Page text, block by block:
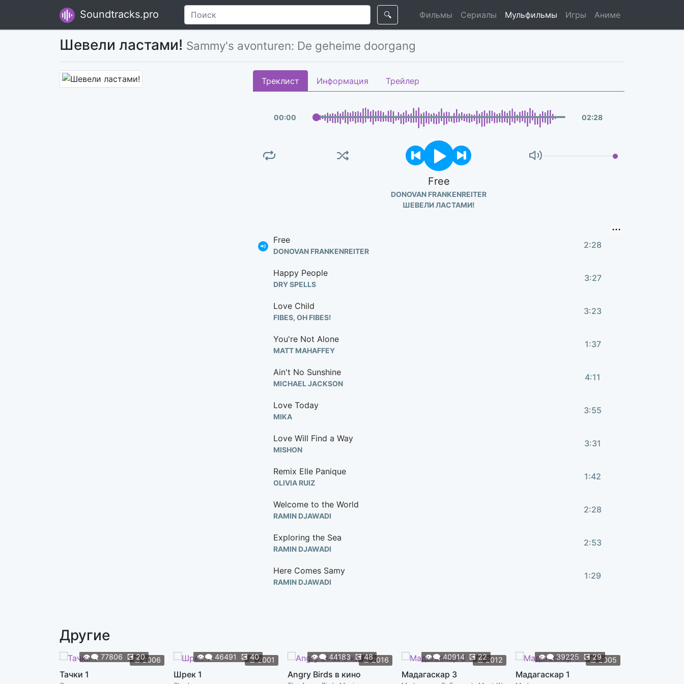
Soundtracks.pro 🔍 Фильмы Сериалы Мульфильмы Игры Аниме
Шевели ластами! Sammy's avonturen: De geheime doorgang
Треклист Информация Трейлер
00:00 02:28
Free
DONOVAN FRANKENREITER
ШЕВЕЛИ ЛАСТАМИ!
Free
DONOVAN FRANKENREITER
2:28
Happy People
DRY SPELLS
3:27
Love Child
FIBES, OH FIBES!
3:23
You're Not Alone
MATT MAHAFFEY
1:37
Ain't No Sunshine
MICHAEL JACKSON
4:11
Love Today
MIKA
3:55
Love Will Find a Way
MISHON
3:31
Remix Elle Panique
OLIVIA RUIZ
1:42
Welcome to the World
RAMIN DJAWADI
2:28
Exploring the Sea
RAMIN DJAWADI
2:53
Here Comes Samy
RAMIN DJAWADI
1:29
Where is My Girl
RAMIN DJAWADI
Другие
📆2006
👁️‍🗨️ 77806 💽20
Тачки 1
📆2001
👁️‍🗨️ 46491 💽40
Шрек 1
📆2016
👁️‍🗨️44183 💽48
Angry Birds в кино
📆2012
👁️‍🗨️40914 💽22
Мадагаскар 3
📆2005
👁️‍🗨️39225 💽29
Мадагаскар 1